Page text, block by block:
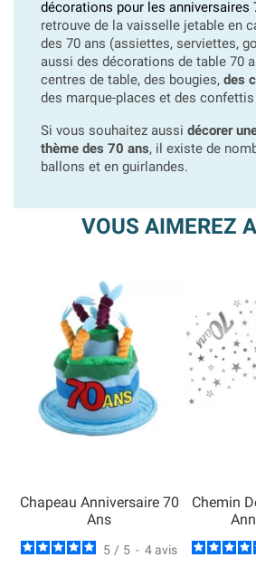
décorations pour les anniversaires
retrouve de la vaisselle jetable en
des 70 ans (assiettes, serviettes,
aussi des décorations de table 70
centres de table, des bougies, des
des marque-places et des
Si vous souhaitez aussi décorer
thème des 70 ans, il existe de
ballons et en guirlandes.
VOUS AIMEREZ
Chapeau Anniversaire 70
Ans
5 / 5 - 4 avis
Chemin